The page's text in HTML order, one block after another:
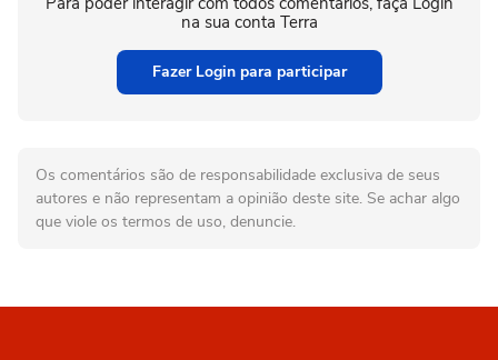
na sua conta Terra
Fazer Login para participar
Os comentários são de responsabilidade exclusiva de seus
autores e não representam a opinião deste site. Se achar algo
que viole os termos de uso, denuncie.